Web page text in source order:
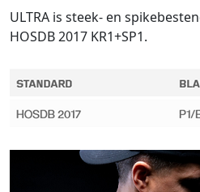
ULTRA is steek- en
HOSDB 2017 KR1+SP1.